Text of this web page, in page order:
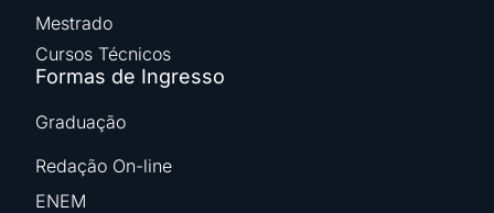
Mestrado
Cursos Técnicos
Formas de Ingresso
Graduação
Redação On-line
ENEM